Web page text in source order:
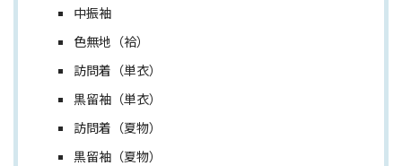
中振袖
色無地（袷）
訪問着（単衣）
黒留袖（単衣）
訪問着（夏物）
黒留袖（夏物）